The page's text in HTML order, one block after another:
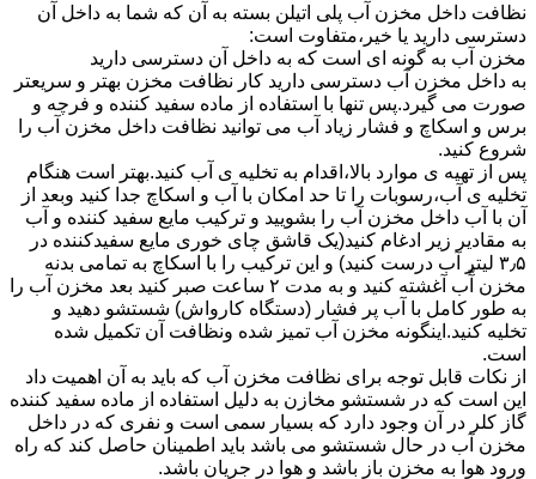
نظافت داخل مخزن آب پلی اتیلن بسته به آن که شما به داخل آن
دسترسی دارید یا خیر،متفاوت است:
مخزن آب به گونه ای است که به داخل آن دسترسی دارید
به داخل مخزن آب دسترسی دارید کار نظافت مخزن بهتر و سریعتر
صورت می گیرد.پس تنها با استفاده از ماده سفید کننده و فرچه و
برس و اسکاچ و فشار زیاد آب می توانید نظافت داخل مخزن آب را
شروع کنید.
پس از تهیه ی موارد بالا،اقدام به تخلیه ی آب کنید.بهتر است هنگام
تخلیه ی آب،رسوبات را تا حد امکان با آب و اسکاچ جدا کنید وبعد از
آن با آب داخل مخزن آب را بشویید و ترکیب مایع سفید کننده و آب
به مقادیر زیر ادغام کنید(یک قاشق چای خوری مایع سفیدکننده در
۳٫۵ لیتر آب درست کنید) و این ترکیب را با اسکاچ به تمامی بدنه
مخزن آّب آغشته کنید و به مدت ۲ ساعت صبر کنید بعد مخزن آب را
به طور کامل با آب پر فشار (دستگاه کارواش) شستشو دهید و
تخلیه کنید.اینگونه مخزن آب تمیز شده ونظافت آن تکمیل شده
است.
از نکات قابل توجه برای نظافت مخزن آب که باید به آن اهمیت داد
این است که در شستشو مخازن به دلیل استفاده از ماده سفید کننده
گاز کلر در آن وجود دارد که بسیار سمی است و نفری که در داخل
مخزن آب در حال شستشو می باشد باید اطمینان حاصل کند که راه
ورود هوا به مخزن باز باشد و هوا در جریان باشد.